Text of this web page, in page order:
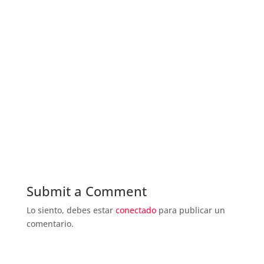
Submit a Comment
Lo siento, debes estar conectadopara publicar un
comentario.